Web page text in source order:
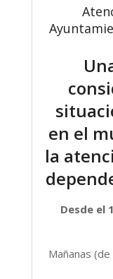
en el
la
Desde el
Mañanas